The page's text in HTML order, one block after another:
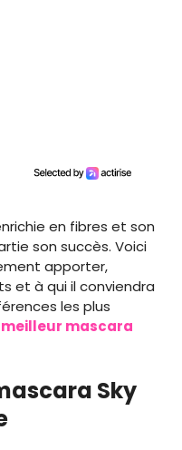
en fibres et son
son succès. Voici
apporter,
et à qui il conviendra
les plus
meilleur mascara
Sky